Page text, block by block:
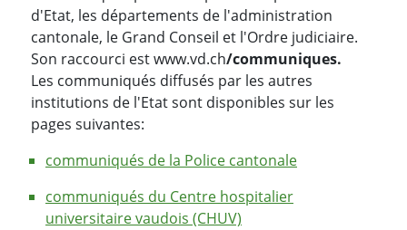
d'Etat, les départements de l'administration
cantonale, le Grand Conseil et l'Ordre judiciaire.
Son raccourci est www.vd.ch/communiques.
Les communiqués diffusés par les autres
institutions de l'Etat sont disponibles sur les
pages suivantes:
communiqués de la Police cantonale
communiqués du Centre hospitalier
universitaire vaudois (CHUV)